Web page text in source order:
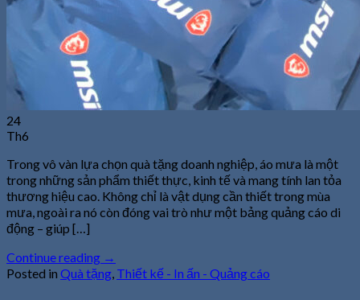
24
Th6
Trong vô vàn lựa chọn quà tặng doanh nghiệp, áo mưa là một
trong những sản phẩm thiết thực, kinh tế và mang tính lan tỏa
thương hiệu cao. Không chỉ là vật dụng cần thiết trong mùa
mưa, ngoài ra nó còn đóng vai trò như một bảng quảng cáo di
động – giúp […]
Continue reading →
Posted in Quà tặng Thiết kế - In ấn - Quảng cáo